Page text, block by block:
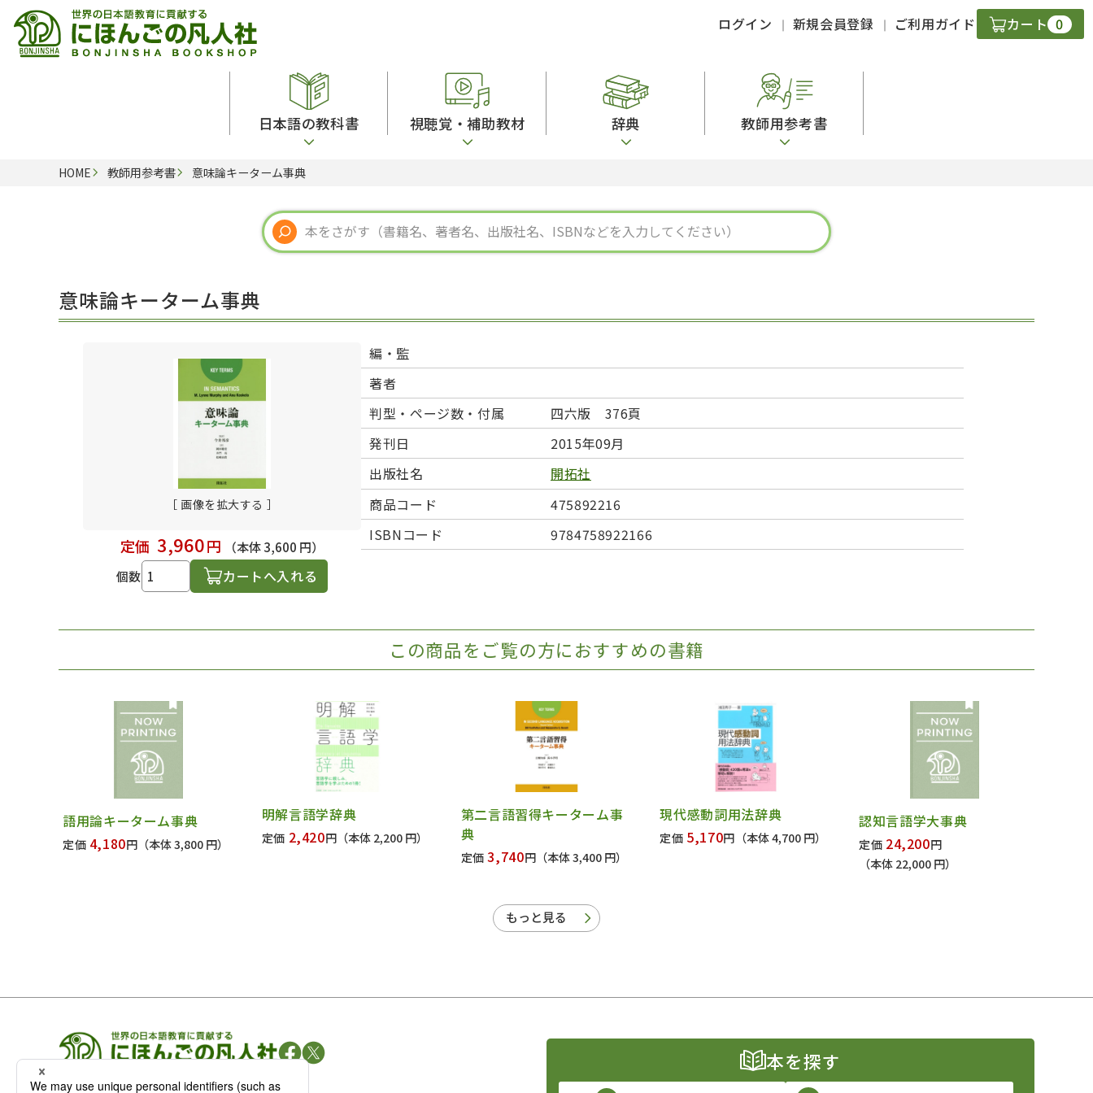
ログイン 新規会員登録 ご利用ガイド カート 0
日本語の教科書
留学生向け専門分野
子ども向け
文法
発音・聴解
作文
練習問題
日本語能力試験対策
日本留学試験対策
日本語学習関連副読本
視聴覚・補助教材
カード・ゲーム・絵教材
絵本・子ども向け補助 図表
辞典
スペイン語辞典
中国語辞典
ドイツ語辞典
ポルトガル語辞典
ロシア語辞典
語学・文法辞典
表現・用字用語辞典 比較文化辞典
教師用参考書
語彙・意味
文章・談話・表現
表記
言語学
多言語社会・言語政策
言語の諸相
アカデミック・スキル
HOME 教師用参考書 意味論キーターム事典
意味論キーターム事典
［ 画像を拡大する ］
定価 3,960円
（本体 3,600 円）
個数
カートへ入れる
編・監
著者
判型・ページ数・付属
四六版 376頁
発刊日
2015年09月
出版社名
開拓社
商品コード
475892216
ISBNコード
9784758922166
この商品をご覧の方におすすめの書籍
語用論キーターム事典
定価 4,180円 （本体 3,800 円）
明解言語学辞典
定価 2,420円 （本体 2,200 円）
第二言語習得キーターム事
典
定価3,740円 （本体 3,400 円）
現代感動詞用法辞典
定価 5,170円 （本体 4,700 円）
認知言語学大事典
定価 24,200円
（本体 22,000 円）
もっと見る
本を探す